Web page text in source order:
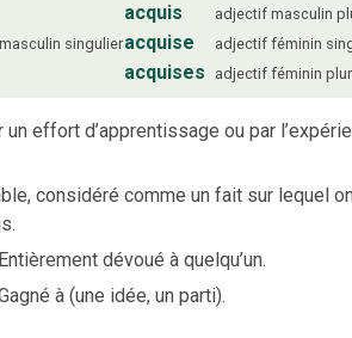
masculin singulier
acquis adjectif masculin
acquise adjectif féminin
acquises adjectif féminin
un effort d’apprentissage ou par
considéré comme un fait sur lequel
Entièrement dévoué à quelqu’un.
à (une idée, un parti).